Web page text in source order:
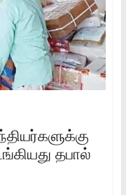
தபால்